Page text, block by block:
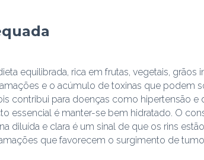
equilibrada, rica em frutas, vegetais, grãos
e o acúmulo de toxinas que podem
contribui para doenças como hipertensão
essencial é manter-se bem hidratado. O
diluída e clara é um sinal de que os rins
que favorecem o surgimento de